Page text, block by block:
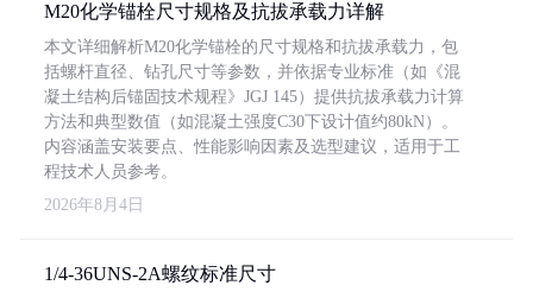
M20化学锚栓尺寸规格及抗拔承载力详解
本文详细解析M20化学锚栓的尺寸规格和抗拔承载力，包
括螺杆直径、钻孔尺寸等参数，并依据专业标准（如《混
凝土结构后锚固技术规程》JGJ 145）提供抗拔承载力计算
方法和典型数值（如混凝土强度C30下设计值约80kN）。
内容涵盖安装要点、性能影响因素及选型建议，适用于工
程技术人员参考。
2026年8月4日
1/4-36UNS-2A螺纹标准尺寸